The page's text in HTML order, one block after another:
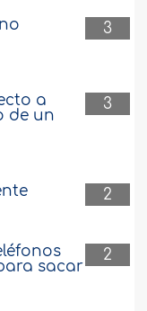
3
3
a
de un
2
2
sacar